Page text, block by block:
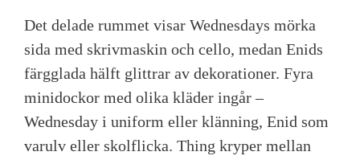
Det delade rummet visar Wednesdays mörka
sida med skrivmaskin och cello, medan Enids
färgglada hälft glittrar av dekorationer. Fyra
minidockor med olika kläder ingår –
Wednesday i uniform eller klänning, Enid som
varulv eller skolflicka. Thing kryper mellan